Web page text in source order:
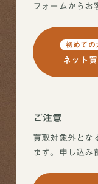
フォームからお
初めての
ネット
ご注意
買取対象外とな
ます。申し込み